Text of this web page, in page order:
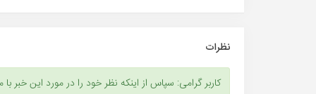
نظرات
کاربر گرامی: سپاس از اینکه نظر خود را در مورد این خبر